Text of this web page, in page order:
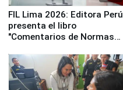
FIL Lima 2026: Editora Perú
presenta el libro
"Comentarios de Normas
Derecho Colectivo"